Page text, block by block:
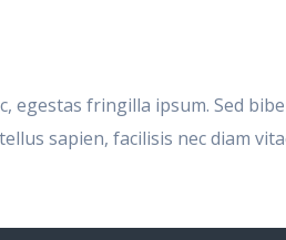
egestas fringilla ipsum. Sed
sapien, facilisis nec diam